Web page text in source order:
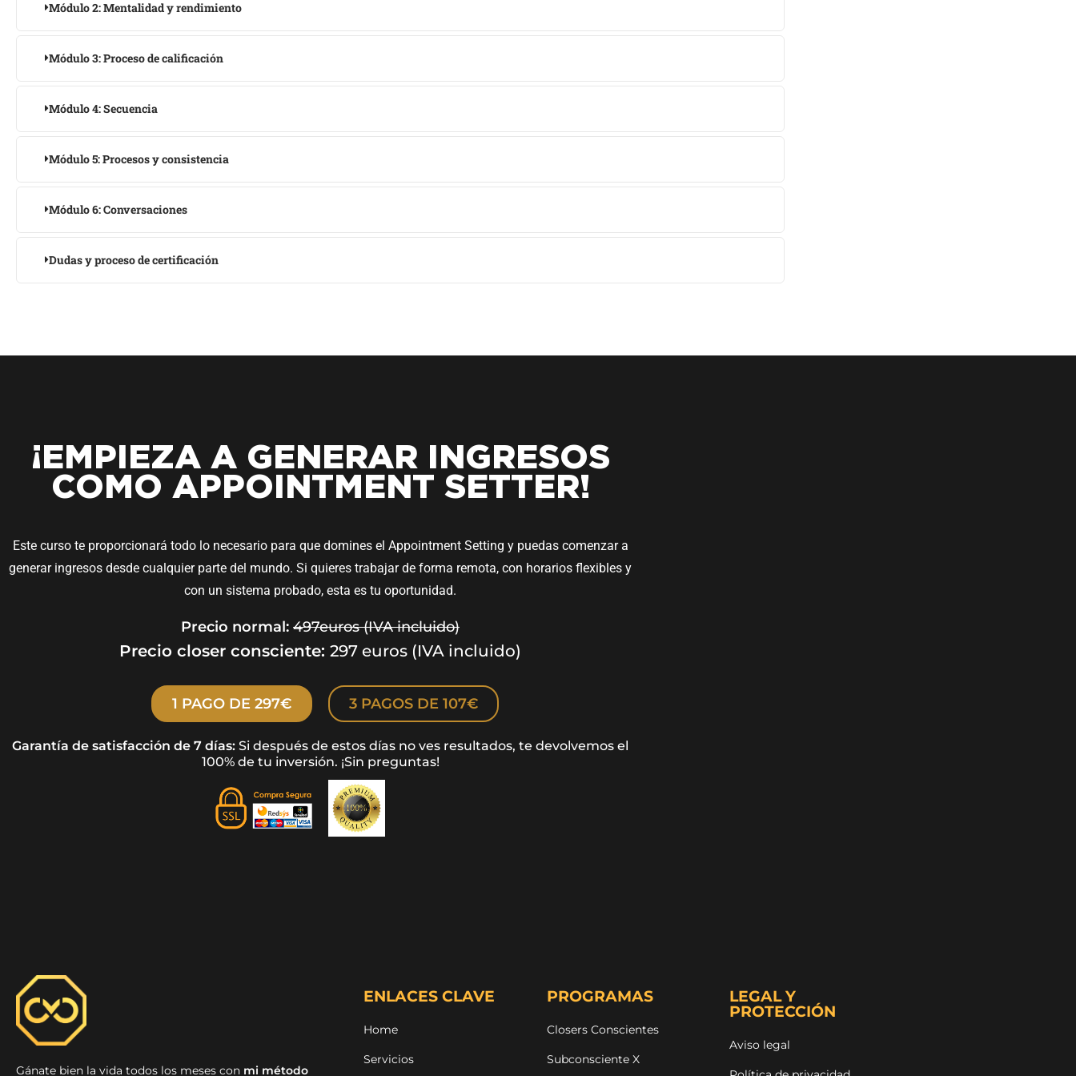
Módulo 2: Mentalidad y rendimiento
Módulo 3: Proceso de calificación
Módulo 4: Secuencia
Módulo 5: Procesos y consistencia
Módulo 6: Conversaciones
Dudas y proceso de certificación
¡EMPIEZA A GENERAR INGRESOS
COMO APPOINTMENT SETTER!
Este curso te proporcionará todo lo necesario para que domines el Appointment Setting y puedas comenzar a
generar ingresos desde cualquier parte del mundo. Si quieres trabajar de forma remota, con horarios flexibles y
con un sistema probado, esta es tu oportunidad.
Precio normal: 497euros (IVA incluido)
Precio closer consciente: 297 euros (IVA incluido)
1 PAGO DE 297€ 3 PAGOS DE 107€
Garantía de satisfacción de 7 días: Si después de estos días no ves resultados, te devolvemos el
100% de tu inversión. ¡Sin preguntas!
Gánate bien la vida todos los meses con mi método
ENLACES CLAVE
Home
Servicios
PROGRAMAS
Closers Conscientes
Subconsciente X
LEGAL Y
PROTECCIÓN
Aviso legal